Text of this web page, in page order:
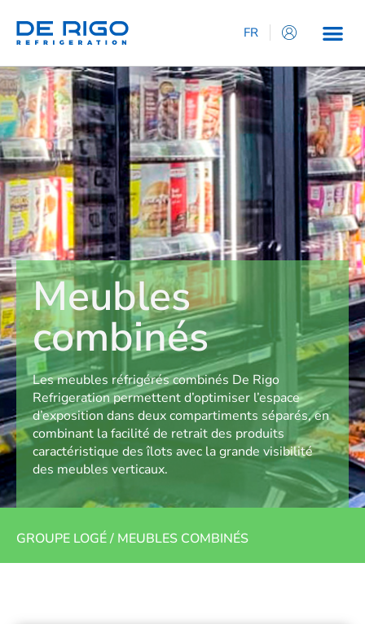
FR
IT
EN
ES
DE
Meubles
combinés
Les meubles réfrigérés combinés De Rigo
Refrigeration permettent d’optimiser l’espace
d’exposition dans deux compartiments séparés, en
combinant la facilité de retrait des produits
caractéristique des îlots avec la grande visibilité
des meubles verticaux.
GROUPE LOGÉ/ MEUBLES COMBINÉS